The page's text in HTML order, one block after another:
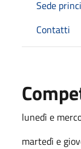
Sede
Contatti
lunedì e
martedì e